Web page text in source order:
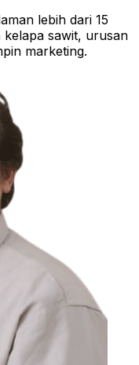
lebih dari 15
sawit, urusan
marketing.